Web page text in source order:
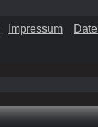
Impressum